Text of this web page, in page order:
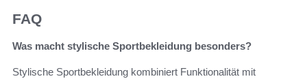
FAQ
Was macht stylische Sportbekleidung besonders?
Stylische Sportbekleidung kombiniert Funktionalität mit